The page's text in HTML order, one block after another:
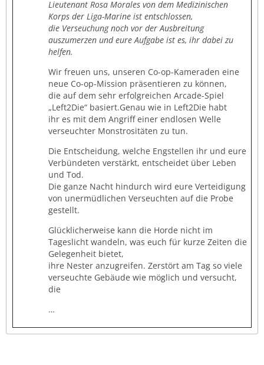
Lieutenant Rosa Morales von dem Medizinischen
Korps der Liga-Marine ist entschlossen,
die Verseuchung noch vor der Ausbreitung
auszumerzen und eure Aufgabe ist es, ihr dabei zu
helfen.
Wir freuen uns, unseren Co-op-Kameraden eine
neue Co-op-Mission präsentieren zu können,
die auf dem sehr erfolgreichen Arcade-Spiel
„Left2Die“ basiert.Genau wie in Left2Die habt
ihr es mit dem Angriff einer endlosen Welle
verseuchter Monstrositäten zu tun.
Die Entscheidung, welche Engstellen ihr und eure
Verbündeten verstärkt, entscheidet über Leben
und Tod.
Die ganze Nacht hindurch wird eure Verteidigung
von unermüdlichen Verseuchten auf die Probe
gestellt.
Glücklicherweise kann die Horde nicht im
Tageslicht wandeln, was euch für kurze Zeiten die
Gelegenheit bietet,
ihre Nester anzugreifen. Zerstört am Tag so viele
verseuchte Gebäude wie möglich und versucht,
die
…